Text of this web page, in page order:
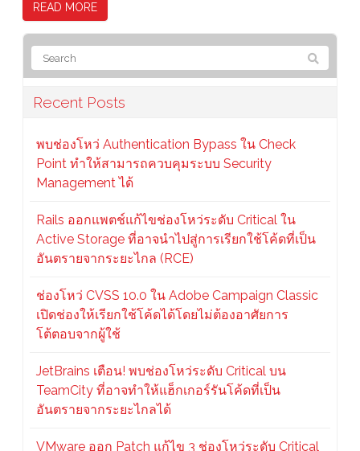
READ MORE
Recent Posts
พบช่องโหว่ Authentication Bypass ใน Check
Point ทำให้สามารถควบคุมระบบ Security
Management ได้
Rails ออกแพตช์แก้ไขช่องโหว่ระดับ Critical ใน
Active Storage ที่อาจนำไปสู่การเรียกใช้โค้ดที่เป็น
อันตรายจากระยะไกล (RCE)
ช่องโหว่ CVSS 10.0 ใน Adobe Campaign Classic
เปิดช่องให้เรียกใช้โค้ดได้โดยไม่ต้องอาศัยการ
โต้ตอบจากผู้ใช้
JetBrains เตือน! พบช่องโหว่ระดับ Critical บน
TeamCity ที่อาจทำให้แฮ็กเกอร์รันโค้ดที่เป็น
อันตรายจากระยะไกลได้
VMware ออก Patch แก้ไข 3 ช่องโหว่ระดับ Critical